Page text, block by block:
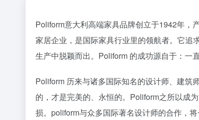
Poliform意大利高端家具品牌创立于1942年，
家居企业，是国际家具行业里的领航者。它
生产中脱颖而出。Poliform 的成功源自于：一
Poliform 历来与诸多国际知名的设计师、建筑
的，才是完美的、永恒的。Poliform之所以成
损。poliform与众多国际著名设计师的合作，